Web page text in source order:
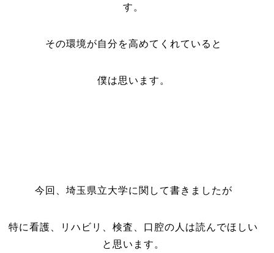
す。
その環境が自分を高めてくれていると
僕は思います。
今回、埼玉県立大学に関して書きましたが
特に看護、リハビリ、検査、口腔の人は読んでほしい
と思います。